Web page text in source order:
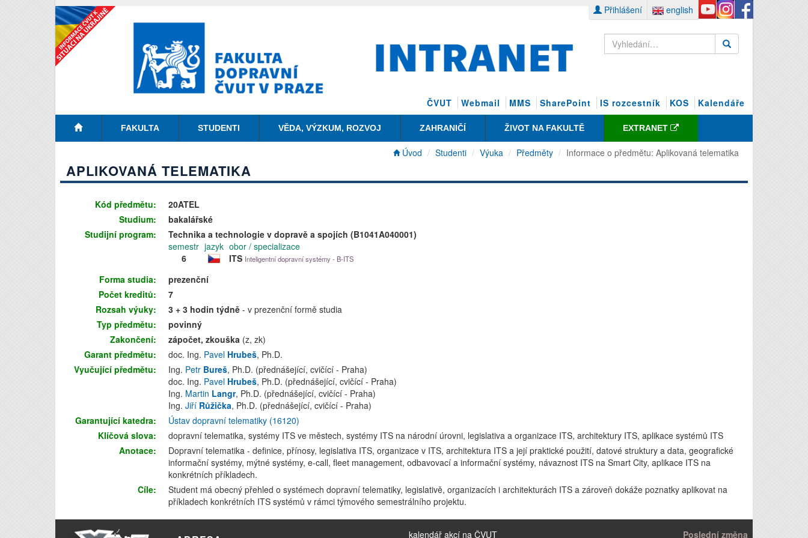
Přihlášení english
ČVUT Webmail MMS SharePoint IS rozcestník KOS Kalendáře
FAKULTA STUDENTI VĚDA, VÝZKUM, ROZVOJ ZAHRANIČÍ ŽIVOT NA FAKULTĚ EXTRANET
Úvod Studenti Výuka Předměty Informace o předmětu: Aplikovaná telematika
APLIKOVANÁ TELEMATIKA
Kód předmětu:
20ATEL
Studium:
bakalářské
Studijní program:
Technika a technologie v dopravě a spojích (B1041A040001)
semestr jazyk obor / specializace
6
ITS Inteligentní dopravní systémy - B-ITS
Forma studia:
prezenční
Počet kreditů:
7
Rozsah výuky:
3 + 3 hodin týdně - v prezenční formě studia
Typ předmětu:
povinný
Zakončení:
zápočet, zkouška (z, zk)
Garant předmětu:
doc. Ing. Pavel Hrubeš, Ph.D.
Vyučující předmětu:
Ing. Petr Bureš, Ph.D. (přednášející, cvičící - Praha)
doc. Ing. Pavel Hrubeš, Ph.D. (přednášející, cvičící - Praha)
Ing. Martin Langr, Ph.D. (přednášející, cvičící - Praha)
Ing. Jiří Růžička, Ph.D. (přednášející, cvičící - Praha)
Garantující katedra:
Ústav dopravní telematiky (16120)
Klíčová slova:
dopravní telematika, systémy ITS ve městech, systémy ITS na národní úrovni, legislativa a organizace ITS, architektury ITS, aplikace systémů ITS
Anotace:
Dopravní telematika - definice, přínosy, legislativa ITS, organizace v ITS, architektura ITS a její praktické použití, datové struktury a data, geografické
informační systémy, mýtné systémy, e-call, fleet management, odbavovací a informační systémy, návaznost ITS na Smart City, aplikace ITS na
konkrétních příkladech.
Cíle:
Student má obecný přehled o systémech dopravní telematiky, legislativě, organizacích i architekturách ITS a zároveň dokáže poznatky aplikovat na
příkladech konkrétních ITS systémů v rámci týmového semestrálního projektu.
kalendář akcí na ČVUT Poslední změna